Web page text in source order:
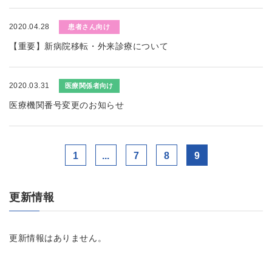
2020.04.28 患者さん向け
【重要】新病院移転・外来診療について
2020.03.31 医療関係者向け
医療機関番号変更のお知らせ
1 ... 7 8 9
更新情報
更新情報はありません。